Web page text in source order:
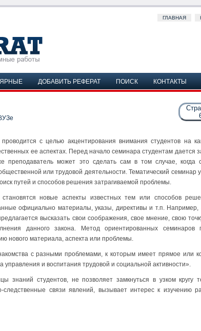
ГЛАВНАЯ
ДОБАВИТЬ РЕФЕРАТ ПОИСК КОНТАКТЫ
с целью акцентирования внимания студентов на
ее аспектах. Перед начало семинара студентам дается
может это сделать сам в том случае, когда
или трудовой деятельности. Тематический семинар
путей и способов решения затрагиваемой проблемы.
новые аспекты известных тем или способов
официально материалы, указы, директивы и т.п. Например,
высказать свои соображения, свое мнение, свою
данного закона. Метод ориентированных семинаров
нового материала, аспекта или проблемы.
с разными проблемами, к которым имеет прямое или
и воспитания трудовой и социальной активности».
знаний студентов, не позволяет замкнуться в узком кругу
следственные связи явлений, вызывает интерес к изучению